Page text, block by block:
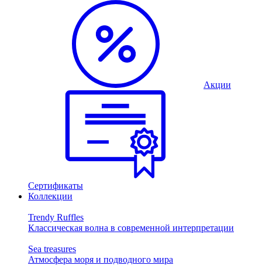
Акции
Сертификаты
Коллекции
Trendy Ruffles
Классическая волна в современной интерпретации
Sea treasures
Атмосфера моря и подводного мира